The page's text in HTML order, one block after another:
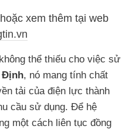
xem thêm tại web
thể thiếu cho việc sử
Định, nó mang tính chất
tải của điện lực thành
cầu sử dụng. Để hệ
một cách liên tục đồng